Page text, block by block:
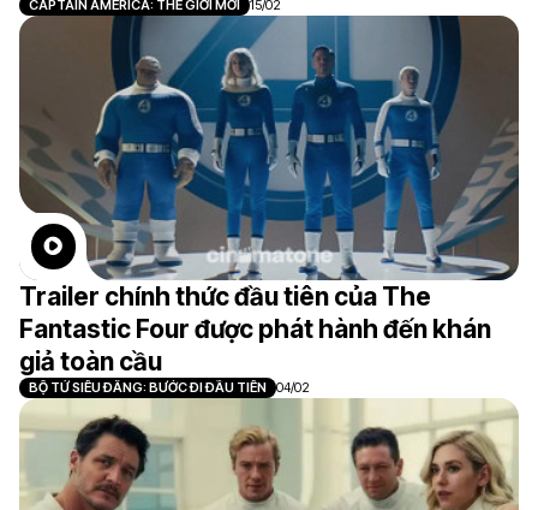
CAPTAIN AMERICA: THẾ GIỚI MỚI 15/02
Trailer chính thức đầu tiên của The
Fantastic Four được phát hành đến khán
giả toàn cầu
BỘ TỨ SIÊU ĐẲNG: BƯỚC ĐI ĐẦU TIÊN 04/02